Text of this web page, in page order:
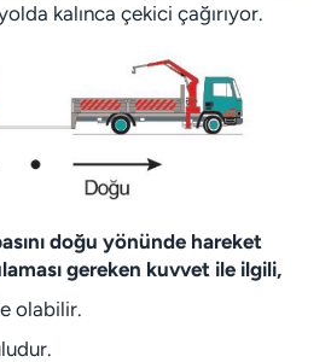
kalınca çekici çağırıyor.
doğu yönünde hareket
gereken kuvvet ile ilgili,
olabilir.